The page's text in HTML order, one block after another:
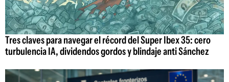
Tres claves para navegar el récord del Super Ibex 35: cero
turbulencia IA, dividendos gordos y blindaje anti Sánchez